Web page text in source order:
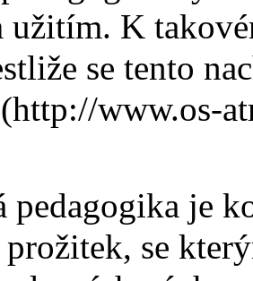
užitím. K
se tento
pedagogika je
se